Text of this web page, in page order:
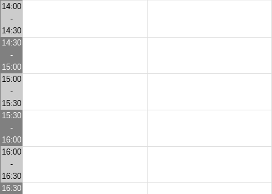
14:00
-
14:30
14:30
-
15:00
15:00
-
15:30
15:30
-
16:00
16:00
-
16:30
16:30